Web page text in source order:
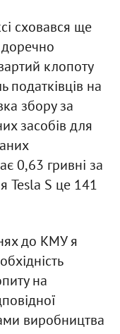
сховався ще
клопоту
податківців на
збору за
засобів для
0,63 гривні за
Tesla S це 141
до КМУ я
на
виробництва